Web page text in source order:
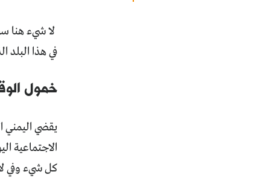
لا شيء هنا
في هذا البلد
خمول
يقضي اليمني
الاجتماعية
كل شيء وفي